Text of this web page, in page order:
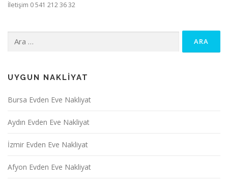
İletişim 0 541 212 36 32
UYGUN NAKLIYAT
Bursa Evden Eve Nakliyat
Aydın Evden Eve Nakliyat
İzmir Evden Eve Nakliyat
Afyon Evden Eve Nakliyat